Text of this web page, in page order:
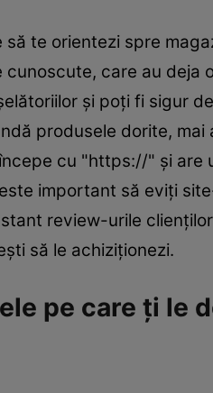
te orientezi spre
care au deja
și poți fi sigur
produsele dorite, mai
cu "https://" și are
important să eviți
review-urile
să le achiziționezi.
pe care ți le